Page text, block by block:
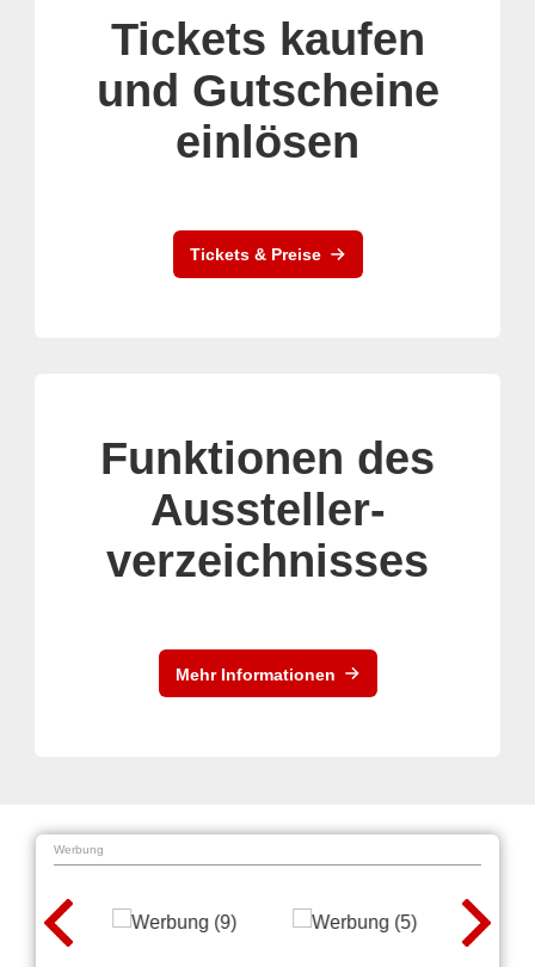
Tickets kaufen
und Gutscheine
einlösen
Tickets & Preise
Funktionen des
Aussteller-
verzeichnisses
Mehr Informationen
Werbung